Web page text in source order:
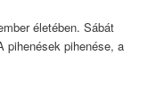
életében. Sábát
pihenése, a